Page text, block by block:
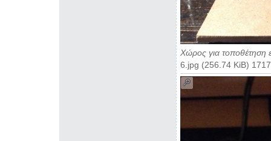
Χώρος για τοποθέτηση
6.jpg (256.74 KiB)